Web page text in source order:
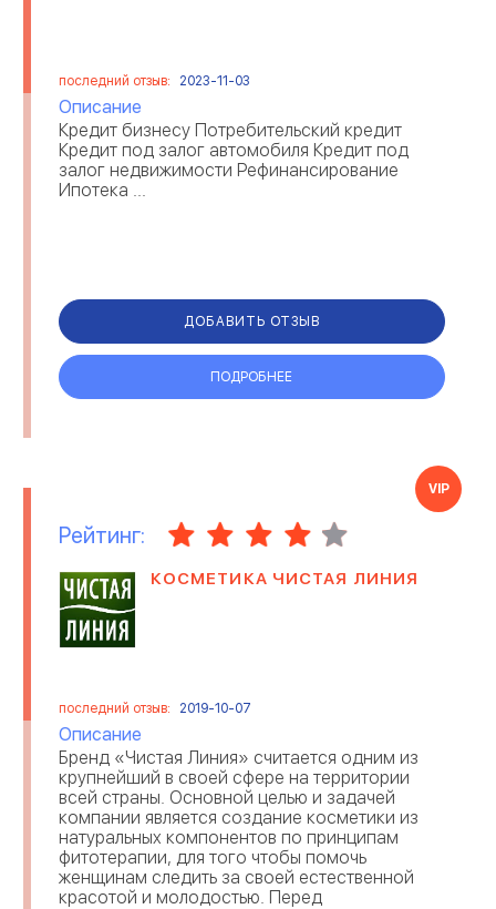
последний отзыв: 2023-11-03
Описание
Кредит бизнесу Потребительский кредит
Кредит под залог автомобиля Кредит под
залог недвижимости Рефинансирование
Ипотека ...
ДОБАВИТЬ ОТЗЫВ
ПОДРОБНЕЕ
VIP
Рейтинг:
КОСМЕТИКА ЧИСТАЯ ЛИНИЯ
последний отзыв: 2019-10-07
Описание
Бренд «Чистая Линия» считается одним из
крупнейший в своей сфере на территории
всей страны. Основной целью и задачей
компании является создание косметики из
натуральных компонентов по принципам
фитотерапии, для того чтобы помочь
женщинам следить за своей естественной
красотой и молодостью. Перед